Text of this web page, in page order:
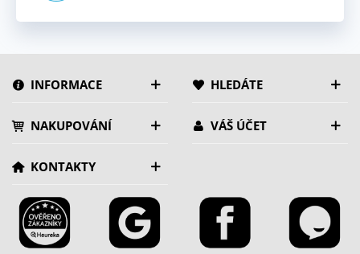
INFORMACE HLEDÁTE
NAKUPOVÁNÍ VÁŠ ÚČET
KONTAKTY